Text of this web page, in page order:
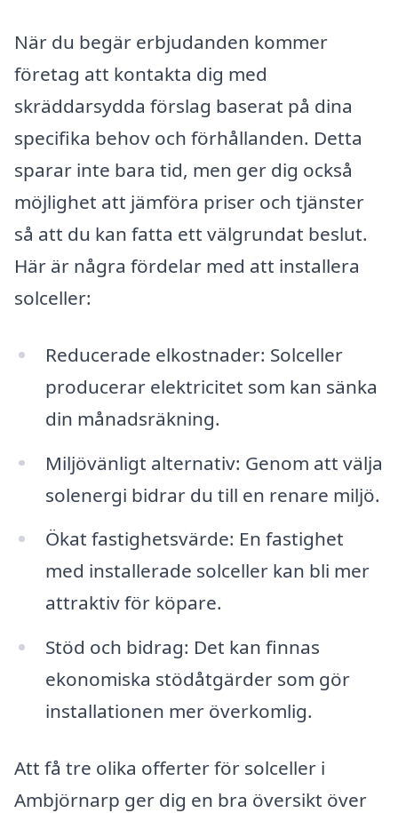
När du begär erbjudanden kommer
företag att kontakta dig med
skräddarsydda förslag baserat på dina
specifika behov och förhållanden. Detta
sparar inte bara tid, men ger dig också
möjlighet att jämföra priser och tjänster
så att du kan fatta ett välgrundat beslut.
Här är några fördelar med att installera
solceller:
Reducerade elkostnader: Solceller
producerar elektricitet som kan sänka
din månadsräkning.
Miljövänligt alternativ: Genom att välja
solenergi bidrar du till en renare miljö.
Ökat fastighetsvärde: En fastighet
med installerade solceller kan bli mer
attraktiv för köpare.
Stöd och bidrag: Det kan finnas
ekonomiska stödåtgärder som gör
installationen mer överkomlig.
Att få tre olika offerter för solceller i
Ambjörnarp ger dig en bra översikt över